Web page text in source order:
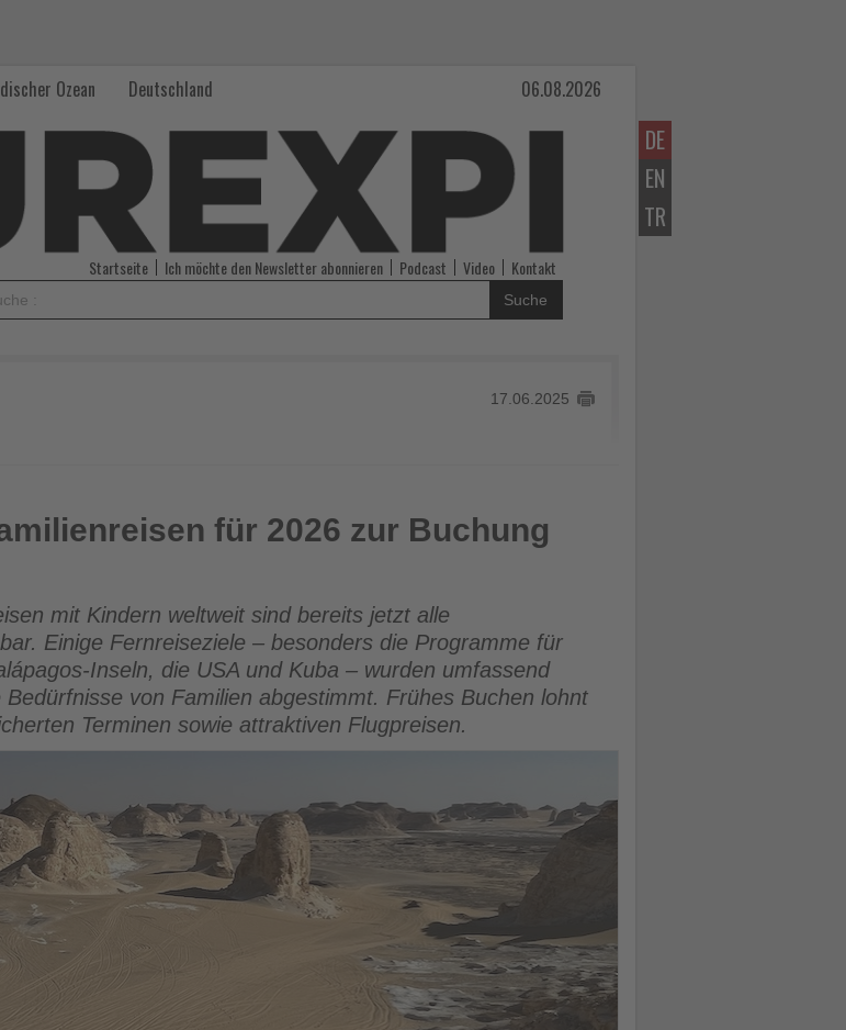
DE
EN
TR
Ozean Deutschland 06.08.2026
Startseite Ich möchte den Newsletter abonnieren Podcast Video Kontakt
Suche
17.06.2025
zur Buchung frei
für 2026 zur Buchung
mit Kindern weltweit sind bereits jetzt alle
Einige Fernreiseziele – besonders die Programme für
Inseln, die USA und Kuba – wurden umfassend
von Familien abgestimmt. Frühes Buchen lohnt
Terminen sowie attraktiven Flugpreisen.